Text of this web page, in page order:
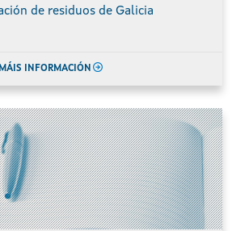
de residuos de Galicia
MÁIS INFORMACIÓN